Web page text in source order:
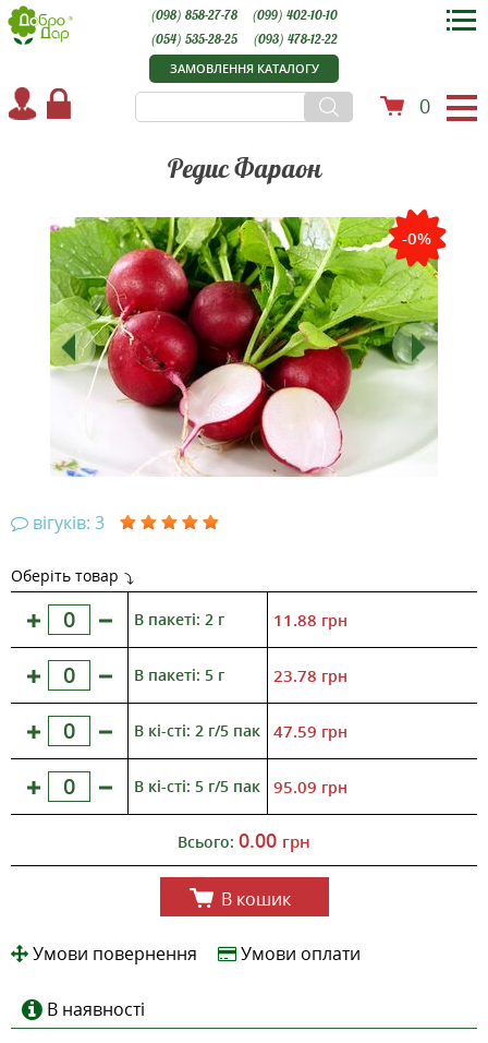
ЗАМОВЛЕННЯ КАТАЛОГУ
0
(098) 858-27-78
(099) 402-10-10
(054) 535-28-25
(093) 478-12-22
Редис Фараон
-0%
вігуків: 3
Оберіть товар
В пакеті: 2 г 11.88 грн
В пакеті: 5 г 23.78 грн
В кі-сті: 2 г/5 пак 47.59 грн
В кі-сті: 5 г/5 пак 95.09 грн
Всього: 0.00 грн
В кошик
Умови повернення Умови оплати
В наявності